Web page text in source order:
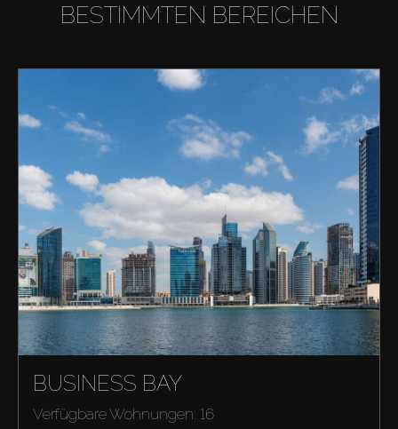
BESTIMMTEN BEREICHEN
BUSINESS BAY
Verfügbare Wohnungen: 16